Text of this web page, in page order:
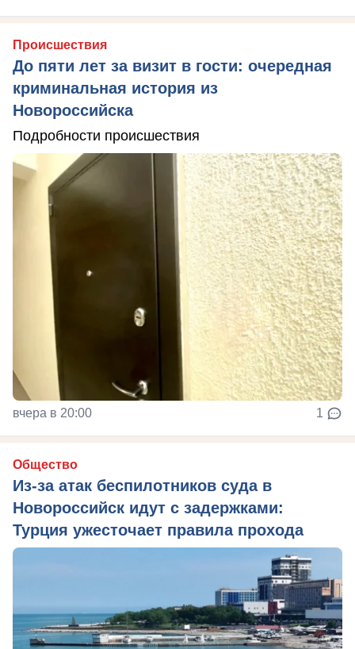
Происшествия
До пяти лет за визит в гости: очередная
криминальная история из
Новороссийска
Подробности происшествия
вчера в 20:00 1
Общество
Из‑за атак беспилотников суда в
Новороссийск идут с задержками:
Турция ужесточает правила прохода